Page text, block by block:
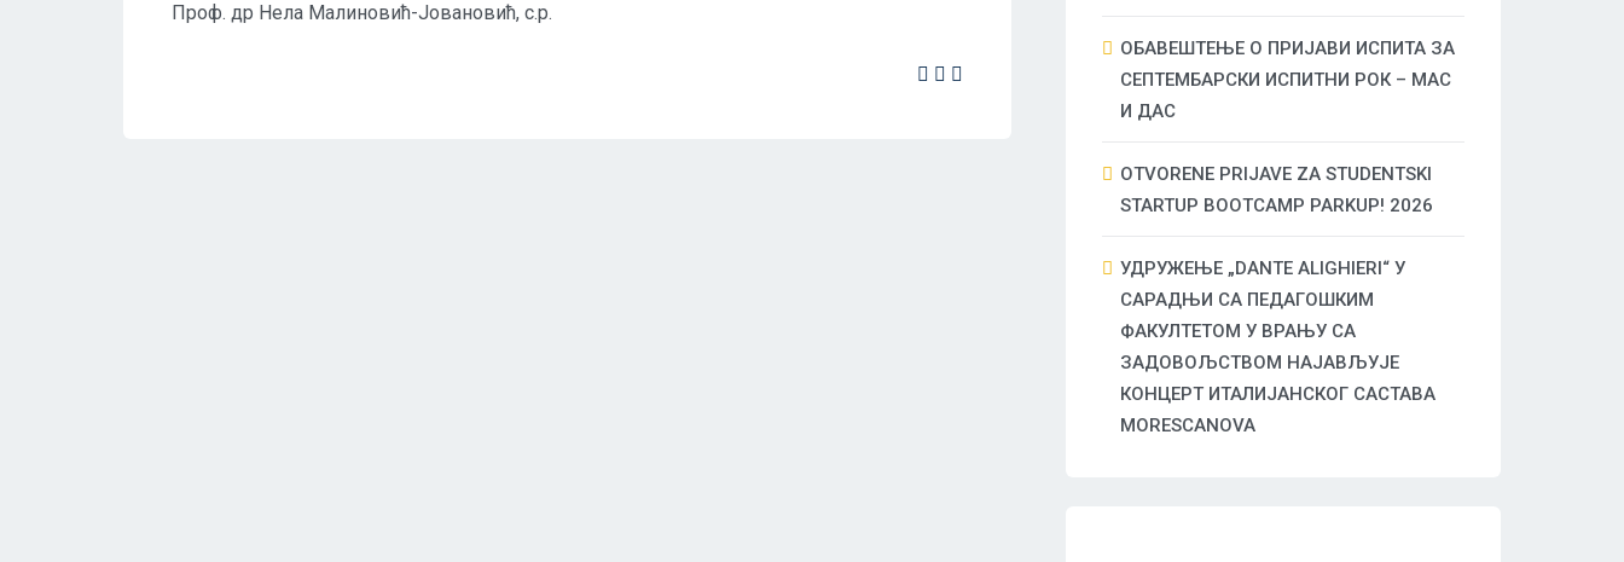
Проф. др Нела Малиновић-Јовановић, с.р.
ОБАВЕШТЕЊЕ О ПРИЈАВИ ИСПИТА ЗА
СЕПТЕМБАРСКИ ИСПИТНИ РОК – МАС
И ДАС
OTVORENE PRIJAVE ZA STUDENTSKI
STARTUP BOOTCAMP PARKUP! 2026
УДРУЖЕЊЕ „DANTE ALIGHIERI“ У
САРАДЊИ СА ПЕДАГОШКИМ
ФАКУЛТЕТОМ У ВРАЊУ СА
ЗАДОВОЉСТВОМ НАЈАВЉУЈЕ
КОНЦЕРТ ИТАЛИЈАНСКОГ САСТАВА
MORESCANOVA